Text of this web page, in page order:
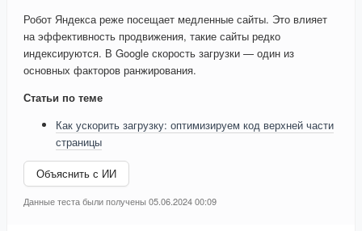
Робот Яндекса реже посещает медленные сайты. Это влияет
на эффективность продвижения, такие сайты редко
индексируются. В Google скорость загрузки — один из
основных факторов ранжирования.
Статьи по теме
Как ускорить загрузку: оптимизируем код верхней части
страницы
Объяснить с ИИ
Данные теста были получены 05.06.2024 00:09